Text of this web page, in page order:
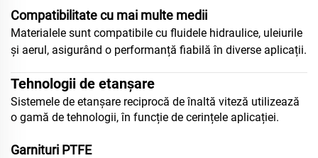
Compatibilitate cu mai multe medii
Materialele sunt compatibile cu fluidele hidraulice, uleiurile
și aerul, asigurând o performanță fiabilă în diverse aplicații.
Tehnologii de etanșare
Sistemele de etanșare reciprocă de înaltă viteză utilizează
o gamă de tehnologii, în funcție de cerințele aplicației.
Garnituri PTFE